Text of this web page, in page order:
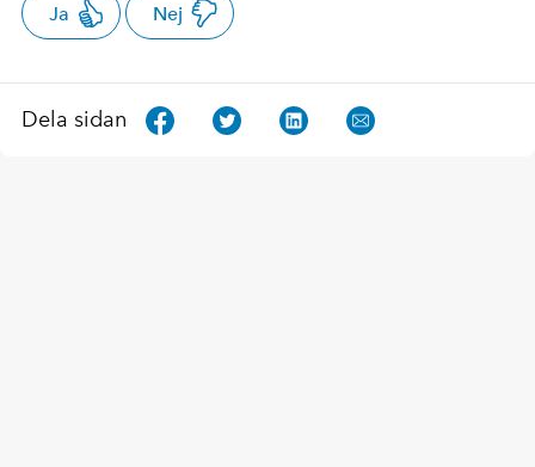
Ja Nej
Dela sidan